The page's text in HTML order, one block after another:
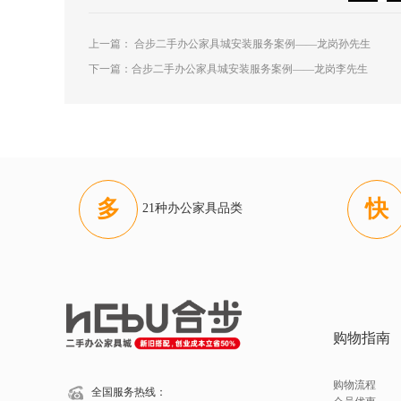
上一篇： 合步二手办公家具城安装服务案例——龙岗孙先生
下一篇： 合步二手办公家具城安装服务案例——龙岗李先生
多 21种办公家具品类 快
全国服务热线：
购物指南
购物流程